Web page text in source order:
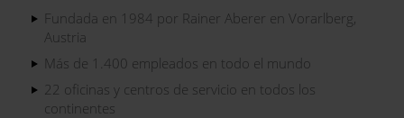
Fundada en 1984 por Rainer Aberer en Vorarlberg,
Austria
Más de 1.400 empleados en todo el mundo
22 oficinas y centros de servicio en todos los
continentes